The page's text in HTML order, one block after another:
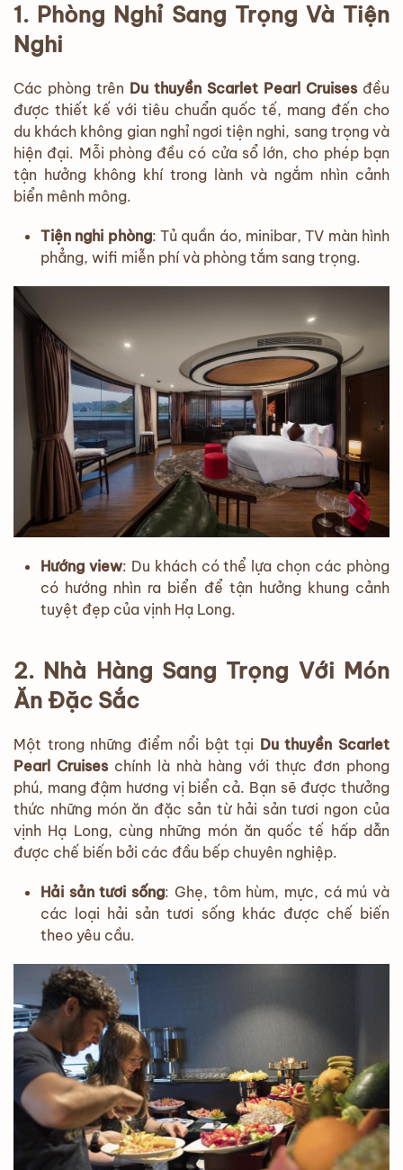
1. Phòng Nghỉ Sang Trọng Và Tiện
Nghi
Các phòng trên Du thuyền Scarlet Pearl Cruisesđều
được thiết kế với tiêu chuẩn quốc tế, mang đến cho
du khách không gian nghỉ ngơi tiện nghi, sang trọng và
hiện đại. Mỗi phòng đều có cửa sổ lớn, cho phép bạn
tận hưởng không khí trong lành và ngắm nhìn cảnh
biển mênh mông.
Tiện nghi phòng: Tủ quần áo, minibar, TV màn hình
phẳng, wifi miễn phí và phòng tắm sang trọng.
Hướng view: Du khách có thể lựa chọn các phòng
có hướng nhìn ra biển để tận hưởng khung cảnh
tuyệt đẹp của vịnh Hạ Long.
2. Nhà Hàng Sang Trọng Với Món
Ăn Đặc Sắc
Một trong những điểm nổi bật tại Du thuyền Scarlet
Pearl Cruiseschính là nhà hàng với thực đơn phong
phú, mang đậm hương vị biển cả. Bạn sẽ được thưởng
thức những món ăn đặc sản từ hải sản tươi ngon của
vịnh Hạ Long, cùng những món ăn quốc tế hấp dẫn
được chế biến bởi các đầu bếp chuyên nghiệp.
Hải sản tươi sống: Ghẹ, tôm hùm, mực, cá mú và
các loại hải sản tươi sống khác được chế biến
theo yêu cầu.